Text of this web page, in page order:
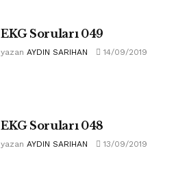
EKG Soruları 049
yazan AYDIN SARIHAN 14/09/2019
EKG Soruları 048
yazan AYDIN SARIHAN 13/09/2019